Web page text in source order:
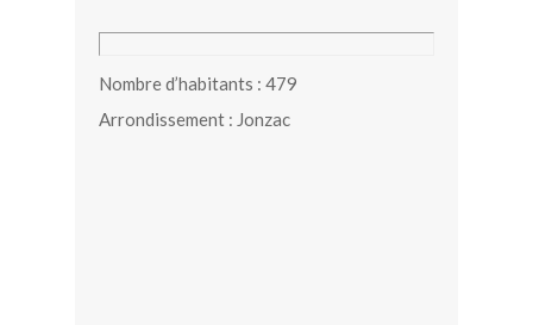
Nombre d’habitants : 479
Arrondissement : Jonzac